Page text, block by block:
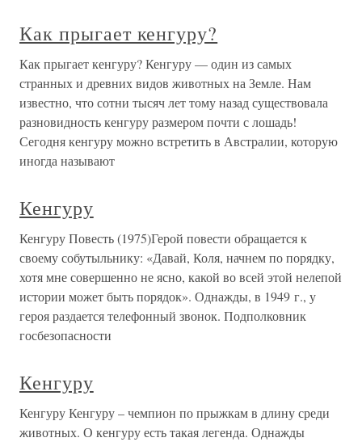
Как прыгает кенгуру?
Как прыгает кенгуру? Кенгуру — один из самых
странных и древних видов животных на Земле. Нам
известно, что сотни тысяч лет тому назад существовала
разновидность кенгуру размером почти с лошадь!
Сегодня кенгуру можно встретить в Австралии, которую
иногда называют
Кенгуру
Кенгуру Повесть (1975)Герой повести обращается к
своему собутыльнику: «Давай, Коля, начнем по порядку,
хотя мне совершенно не ясно, какой во всей этой нелепой
истории может быть порядок». Однажды, в 1949 г., у
героя раздается телефонный звонок. Подполковник
госбезопасности
Кенгуру
Кенгуру Кенгуру – чемпион по прыжкам в длину среди
животных. О кенгуру есть такая легенда. Однажды